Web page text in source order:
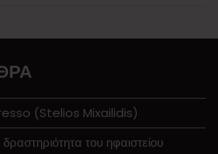
(Stelios Mixailidis)
του ηφαιστείου